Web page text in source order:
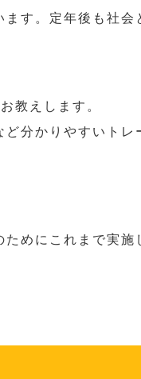
す。定年後も社会
教えします。
分かりやすいトレ
めにこれまで実施